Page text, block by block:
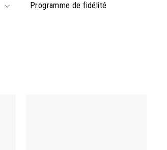
Programme de fidélité